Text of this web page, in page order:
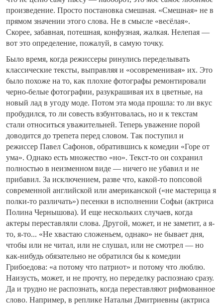
произведение. Просто постановка смешная. «Смешная» не в
прямом значении этого слова. Не в смысле «весёлая».
Скорее, забавная, потешная, конфузная, жалкая. Нелепая —
вот это определение, пожалуй, в самую точку.
Было время, когда режиссеры ринулись переделывать
классические тексты, выправляя и «осовременивая» их. Это
было похоже на то, как плохие фотографы ремонтировали
черно-белые фотографии, разукрашивая их в цветные, на
новый лад в угоду моде. Потом эта мода прошла: то ли вкус
пробудился, то ли совесть взбунтовалась, но и к текстам
стали относиться уважительней. Теперь уважение порой
доводится до трепета перед словом. Так поступил и
режиссер Павел Сафонов, обратившись к комедии «Горе от
ума». Однако есть множество «но». Текст-то он сохранил
полностью в неизменном виде — ничего не убавил и не
прибавил. За исключением, разве что, какой-то попсовой
современной английской или американской («не мастерица я
полки-то различать») песенки в исполнении Софьи (актриса
Полина Чернышова). И еще нескольких случаев, когда
актеры переставляли слова. Другой, может, и не заметит, а я-
то, я-то... «Не хвастаю сложеньем, однако» не бывает дня,
чтобы или не читал, или не слушал, или не смотрел — но
как-нибудь обязательно не обратился бы к комедии
Грибоедова: «а потому что патриот» и потому что люблю.
Наизусть, может, и не прочту, но переделку распознаю сразу.
Да и трудно не распознать, когда переставляют рифмованное
слово. Например, в реплике Натальи Дмитриевны (актриса